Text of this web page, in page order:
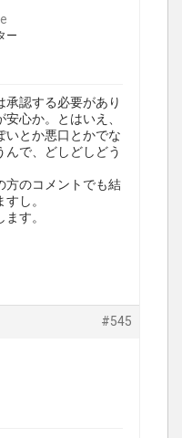
ー
承認する必要があり
心か。とはいえ、
いとか悪口とかでな
んで、どしどしどう
方のコメントでも結
し。
す。
#545